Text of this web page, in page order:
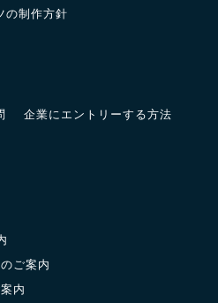
の制作方針
企業にエントリーする方法
ご案内
内